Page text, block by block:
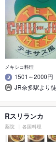
メキシコ料理
1501～2000円
JR奈多駅より
Rスリランカ
薬院 各国料理